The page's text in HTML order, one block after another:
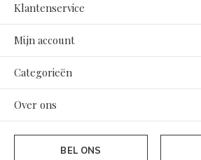
Klantenservice
Mijn account
Categorieën
Over ons
BEL ONS